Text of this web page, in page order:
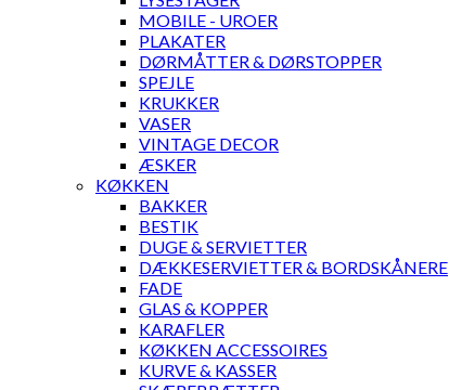
MOBILE - UROER
PLAKATER
DØRMÅTTER & DØRSTOPPER
SPEJLE
KRUKKER
VASER
VINTAGE DECOR
ÆSKER
KØKKEN
BAKKER
BESTIK
DUGE & SERVIETTER
DÆKKESERVIETTER & BORDSKÅNERE
FADE
GLAS & KOPPER
KARAFLER
KØKKEN ACCESSOIRES
KURVE & KASSER